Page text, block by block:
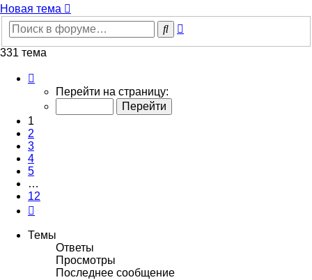
Новая тема
Поиск
331 тема
12
Перейти на страницу:
1
2
3
4
5
…
12
Темы
Ответы
Просмотры
Последнее сообщение